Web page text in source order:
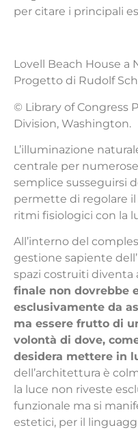
per citare i principali
Lovell Beach House a
Progetto di Rudolf
© Library of Congress
Division, Washington.
L’illuminazione
centrale per
semplice susseguirsi
permette di regolare
ritmi fisiologici con la
All’interno del
gestione sapiente
spazi costruiti diventa
finale non dovrebbe
esclusivamente da
ma essere frutto di
volontà di dove,
desidera mettere in
dell’architettura è
la luce non riveste
funzionale ma si
estetici, per il